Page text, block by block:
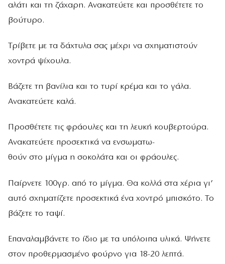
αλάτι και τη ζάχαρη. Ανακατεύετε και προσθέτετε το
βούτυρο.
Τρίβετε με τα δάχτυλα σας μέχρι να σχηματιστούν
χοντρά ψίχουλα.
Βάζετε τη βανίλια και το τυρί κρέμα και το γάλα.
Ανακατεύετε καλά.
Προσθέτετε τις φράουλες και τη λευκή κουβερτούρα.
Ανακατεύετε προσεκτικά να ενσωματω-
θούν στο μίγμα η σοκολάτα και οι φράουλες.
Παίρνετε 100γρ. από το μίγμα. Θα κολλά στα χέρια γι’
αυτό σχηματίζετε προσεκτικά ένα χοντρό μπισκότο. Το
βάζετε το ταψί.
Επαναλαμβάνετε το ίδιο με τα υπόλοιπα υλικά. Ψήνετε
στον προθερμασμένο φούρνο για 18-20 λεπτά.